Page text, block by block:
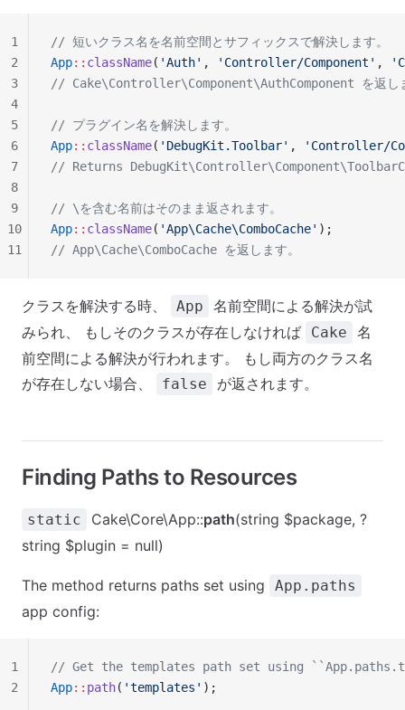
// 短いクラス名を名前空間とサフィックスで解決します。
App:: className( 'Auth' , 'Controller/Component' ,
// Cake\Controller\Component\AuthComponent を返し
// プラグイン名を解決します。
App:: className( 'DebugKit.Toolbar' ,
'Controller/
// Returns
// \を含む名前はそのまま返されます。
App:: className( 'App\Cache\ComboCache' );
// App\Cache\ComboCache を返します。
1
2
3
4
5
6
7
8
9
10
11
クラスを解決する時、 App
名前空間による解決が試
みられ、 もしそのクラスが存在しなければ
Cake
名
前空間による解決が行われます。 もし両方のクラス名
が存在しない場合、
false が返されます。
Finding Paths to Resources
static Cake\Core\App::path(string $package, ?
string $plugin = null)
The method returns paths set using App.paths
app config:
// Get the templates path set using
App:: path( 'templates' );
1
2